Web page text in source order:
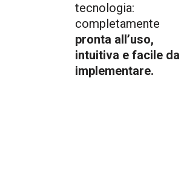
tecnologia:
completamente
pronta all’uso,
intuitiva e facile da
implementare.